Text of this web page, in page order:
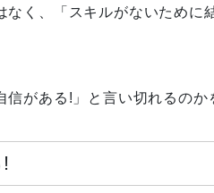
く、「スキルがないために
がある!」と言い切れるのか